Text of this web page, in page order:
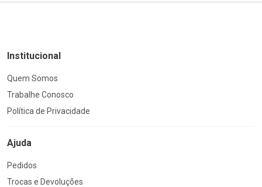
Institucional
Quem Somos
Trabalhe Conosco
Política de Privacidade
Ajuda
Pedidos
Trocas e Devoluções